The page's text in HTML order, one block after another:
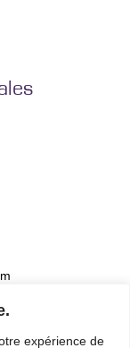
expérience de